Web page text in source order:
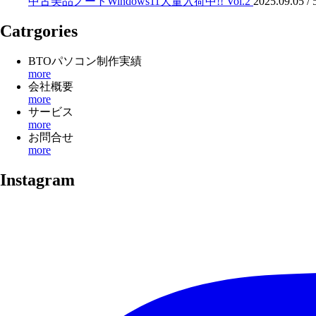
Catrgories
BTOパソコン制作実績
more
会社概要
more
サービス
more
お問合せ
more
Instagram